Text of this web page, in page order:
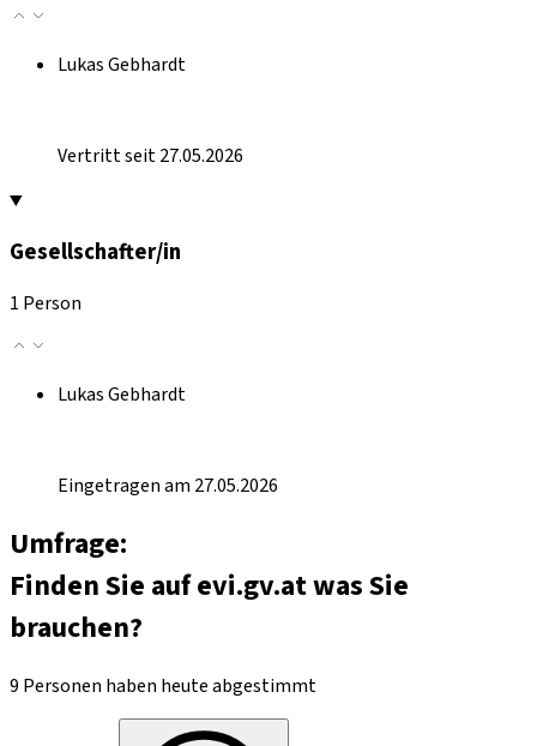
Lukas Gebhardt
Vertritt seit 27.05.2026
Gesellschafter/in
1 Person
Lukas Gebhardt
Eingetragen am 27.05.2026
Umfrage:
Finden Sie auf evi.gv.at was Sie
brauchen?
9 Personen haben heute abgestimmt